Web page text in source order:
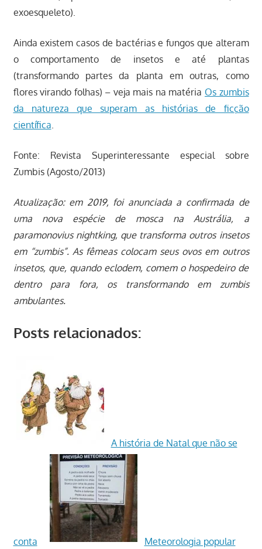
exoesqueleto).
Ainda existem casos de bactérias e fungos que alteram
o comportamento de insetos e até plantas
(transformando partes da planta em outras, como
flores virando folhas) – veja mais na matéria Os zumbis
da natureza que superam as histórias de ficção
científica
Fonte: Revista Superinteressante especial sobre
Zumbis (Agosto/2013)
Atualização: em 2019, foi anunciada a confirmada de
uma nova espécie de mosca na Austrália, a
paramonovius nightking, que transforma outros insetos
em “zumbis”. As fêmeas colocam seus ovos em outros
insetos, que, quando eclodem, comem o hospedeiro de
dentro para fora, os transformando em zumbis
ambulantes.
Posts relacionados:
A história de Natal que não se
conta Meteorologia popular